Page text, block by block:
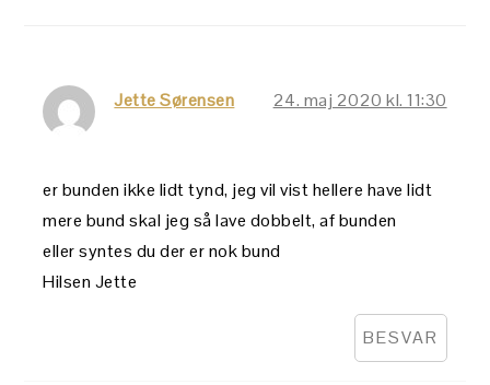
Jette Sørensen 24. maj 2020 kl. 11:30
er bunden ikke lidt tynd, jeg vil vist hellere have lidt
mere bund skal jeg så lave dobbelt, af bunden
eller syntes du der er nok bund
Hilsen Jette
BESVAR